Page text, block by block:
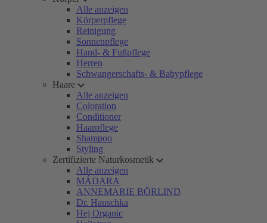
Alle anzeigen
Körperpflege
Reinigung
Sonnenpflege
Hand- & Fußpflege
Herren
Schwangerschafts- & Babypflege
Haare
Alle anzeigen
Coloration
Conditioner
Haarpflege
Shampoo
Styling
Zertifizierte Naturkosmetik
Alle anzeigen
MÁDARA
ANNEMARIE BÖRLIND
Dr. Hauschka
Hej Organic